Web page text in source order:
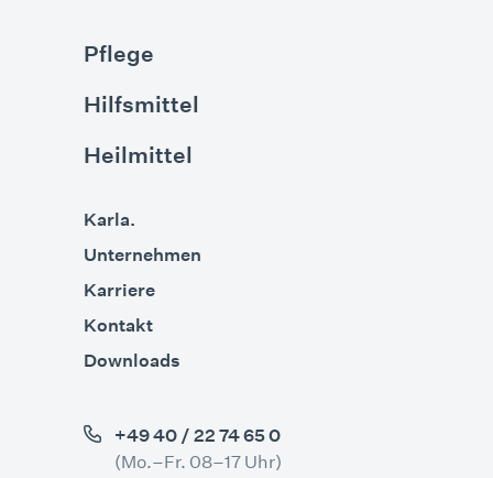
Pflege
Hilfsmittel
Heilmittel
Karla.
Unternehmen
Karriere
Kontakt
Downloads
+49 40 / 22 74 65 0
(Mo.–Fr. 08–17 Uhr)